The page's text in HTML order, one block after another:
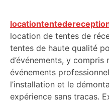
location de tentes de
tentes de haute qualité
d’événements, y compris
événements
l’installation et le
expérience sans tracas.